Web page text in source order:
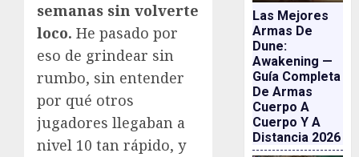
semanas sin volverte
loco. He pasado por
eso de grindear sin
rumbo, sin entender
por qué otros
jugadores llegaban a
nivel 10 tan rápido, y
Las Mejores
Armas De
Dune:
Awakening —
Guía Completa
De Armas
Cuerpo A
Cuerpo Y A
Distancia 2026